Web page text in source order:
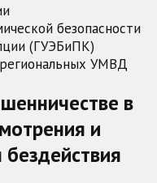
безопасности
(ГУЭБиПК)
УМВД
в
и